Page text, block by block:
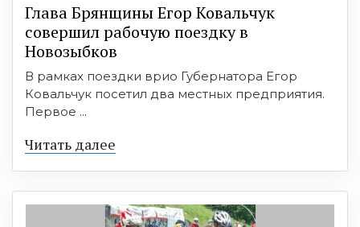
Глава Брянщины Егор Ковальчук
совершил рабочую поездку в
Новозыбков
В рамках поездки врио Губернатора Егор
Ковальчук посетил два местных предприятия.
Первое ...
Читать далее